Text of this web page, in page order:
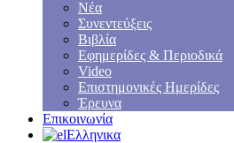
Νέα
Συνεντεύξεις
Βιβλία
Εφημερίδες & Περιοδικά
Video
Επιστημονικές Ημερίδες
Έρευνα
Επικοινωνία
Ελληνικα